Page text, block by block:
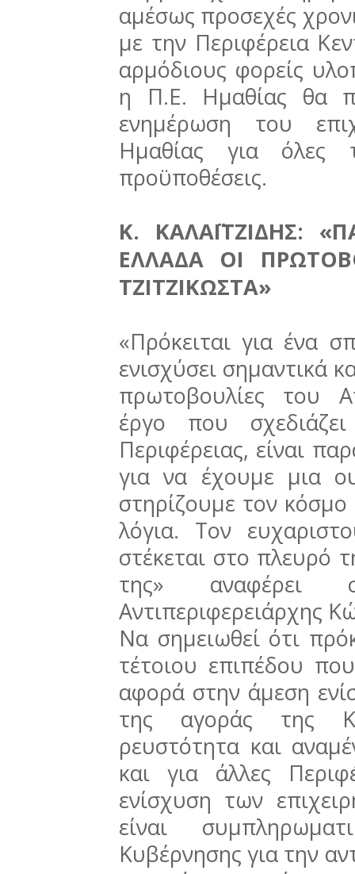
αμέσως προσεχές
με την Περιφέρεια
αρμόδιους φορείς
η Π.Ε. Ημαθίας θα
ενημέρωση του
Ημαθίας για όλες
προϋποθέσεις.
Κ. ΚΑΛΑΪΤΖΙΔΗΣ:
ΕΛΛΑΔΑ ΟΙ
ΤΖΙΤΖΙΚΩΣΤΑ»
«Πρόκειται για ένα
ενισχύσει σημαντικά
πρωτοβουλίες του
έργο που
Περιφέρειας, είναι
για να έχουμε μια
στηρίζουμε τον
λόγια. Τον
στέκεται στο πλευρό
της»
Αντιπεριφερειάρχης
Να σημειωθεί ότι
τέτοιου επιπέδου
αφορά στην άμεση
της αγοράς της
ρευστότητα και
και για άλλες
ενίσχυση των
είναι
Κυβέρνησης για την